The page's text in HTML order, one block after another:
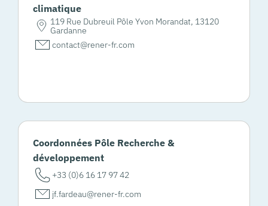
climatique
119 Rue Dubreuil Pôle Yvon Morandat, 13120
Gardanne
contact@rener-fr.com
Coordonnées Pôle Recherche &
développement
+33 (0)6 16 17 97 42
jf.fardeau@rener-fr.com